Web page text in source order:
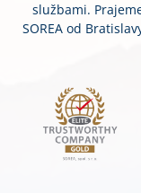
službami.
SOREA od